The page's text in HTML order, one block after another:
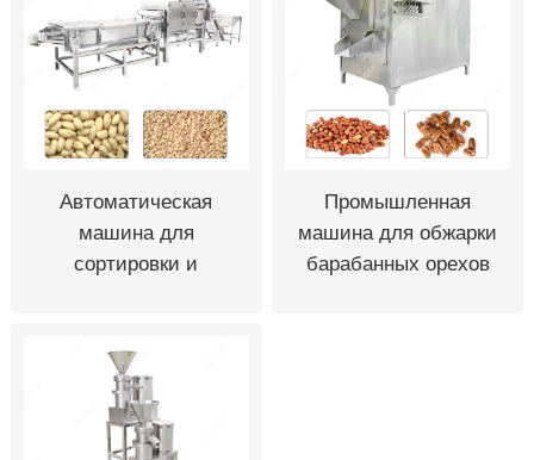
Автоматическая
машина для
сортировки и
Промышленная
машина для обжарки
барабанных орехов